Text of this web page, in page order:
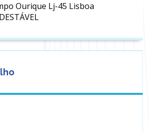
Ourique Lj-45 Lisboa